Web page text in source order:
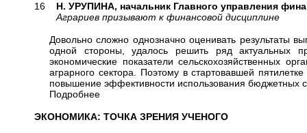
16 Н. УРУПИНА, начальник Главного управления
Аграриев призывают к финансовой дисциплине
Довольно сложно однозначно оценивать результаты
одной стороны, удалось решить ряд актуальных
экономические показатели сельскохозяйственных
аграрного сектора. Поэтому в стартовавшей
повышение эффективности использования бюджетных
Подробнее
ЭКОНОМИКА: ТОЧКА ЗРЕНИЯ УЧЕНОГО